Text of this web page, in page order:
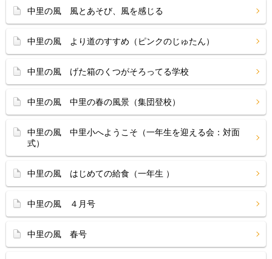
中里の風 風とあそび、風を感じる
中里の風 より道のすすめ（ピンクのじゅたん）
中里の風 げた箱のくつがそろってる学校
中里の風 中里の春の風景（集団登校）
中里の風 中里小へようこそ（一年生を迎える会：対面
式）
中里の風 はじめての給食（一年生 ）
中里の風 ４月号
中里の風 春号